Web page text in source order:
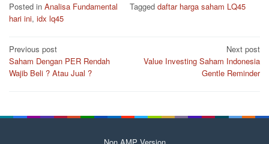
Posted in Analisa Fundamental Tagged daftar harga saham LQ45
hari ini, idx lq45
Post
navigation
Previous post
Saham Dengan PER Rendah
Wajib Beli ? Atau Jual ?
Next post
Value Investing Saham Indonesia
Gentle Reminder